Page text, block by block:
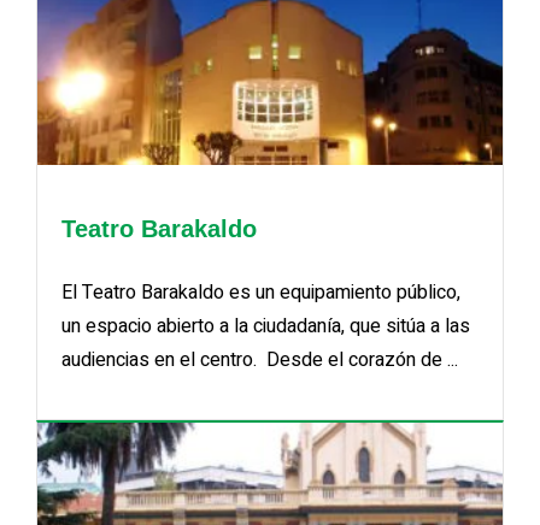
Teatro Barakaldo
El Teatro Barakaldo es un equipamiento público,
un espacio abierto a la ciudadanía, que sitúa a las
audiencias en el centro. Desde el corazón de ...